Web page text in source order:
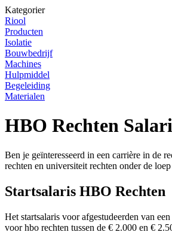
Kategorier
Riool
Producten
Isolatie
Bouwbedrijf
Machines
Hulpmiddel
Begeleiding
Materialen
HBO Rechten
Ben je geïnteresseerd in een carrière in de
rechten en universiteit rechten onder de
Startsalaris HBO Rechten
Het startsalaris voor afgestudeerden van
voor hbo rechten tussen de € 2.000 en €